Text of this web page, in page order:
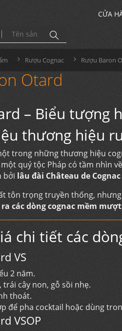
CỬA
Rượu Cognac Rượu Baron
Otard
– Biểu tượng
thương hiệu
trong những thương hiệu
một quý tộc Pháp có tầm nhìn
bởi lâu đài Château de Cognac
tôn trọng truyền thống,
các dòng cognac mềm
chi tiết các
VS
2 năm.
trái cây non, gỗ sồi nhẹ.
thoát.
để pha cocktail hoặc dùng
VSOP